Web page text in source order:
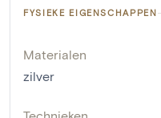
FYSIEKE EIGENSCHAPPEN
Materialen
zilver